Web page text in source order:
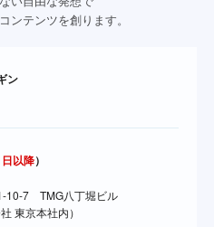
ンテンツを創ります。
ン
以降）
10-7 TMG八丁堀ビル
東京本社内）